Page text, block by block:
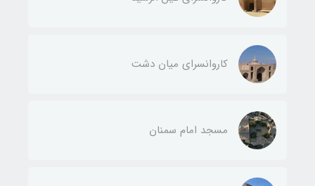
کاروانسرای میان دشت
مسجد امام سمنان